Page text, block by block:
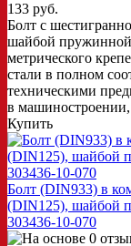
133 руб.
Болт с
шайбой
метрического
стали в полном
техническими
в
Купить
Болт (DIN933) в
(DIN125), шайбой
303436-10-070